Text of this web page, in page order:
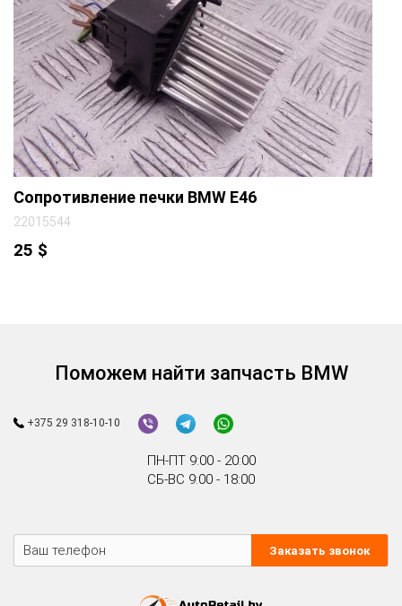
Сопротивление печки BMW E46
22015544
25 $
Поможем найти запчасть BMW
+375 29 318-10-10
ПН-ПТ 9:00 - 20:00
СБ-ВС 9:00 - 18:00
Заказать звонок